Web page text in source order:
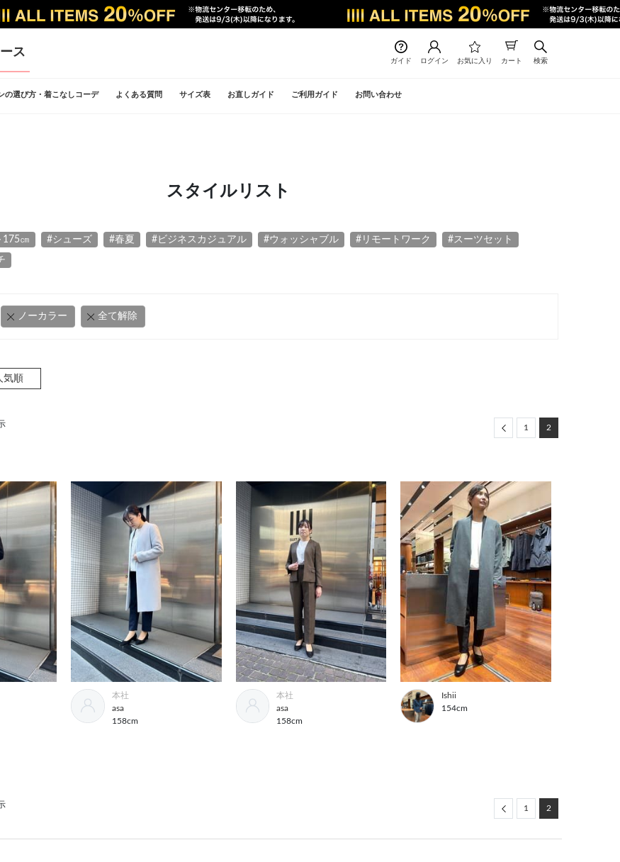
ス
ガイド ログイン お気に入り カート 検索
の選び方・着こなしコーデ よくある質問 サイズ表 お直しガイド ご利用ガイド お問い合わせ
スタイルリスト
175㎝ #シューズ #春夏 #ビジネスカジュアル #ウォッシャブル #リモートワーク #スーツセット
ノーカラー 全て解除
気順
Previous
1 2
本社
asa
158cm
本社
asa
158cm
Ishii
154cm
Previous
1 2